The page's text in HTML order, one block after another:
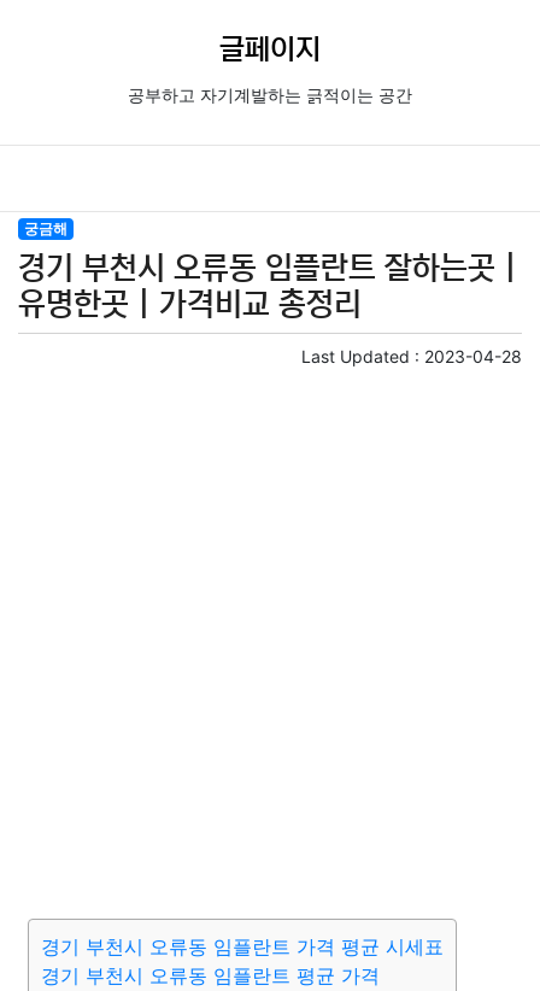
글페이지
공부하고 자기계발하는 긁적이는 공간
궁금해
경기 부천시 오류동 임플란트 잘하는곳 |
유명한곳 | 가격비교 총정리
Last Updated : 2023-04-28
경기 부천시 오류동 임플란트 가격 평균 시세표
경기 부천시 오류동 임플란트 평균 가격